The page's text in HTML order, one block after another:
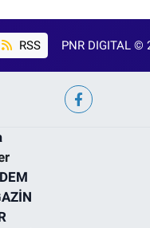
RSS PNR DIGITAL ©